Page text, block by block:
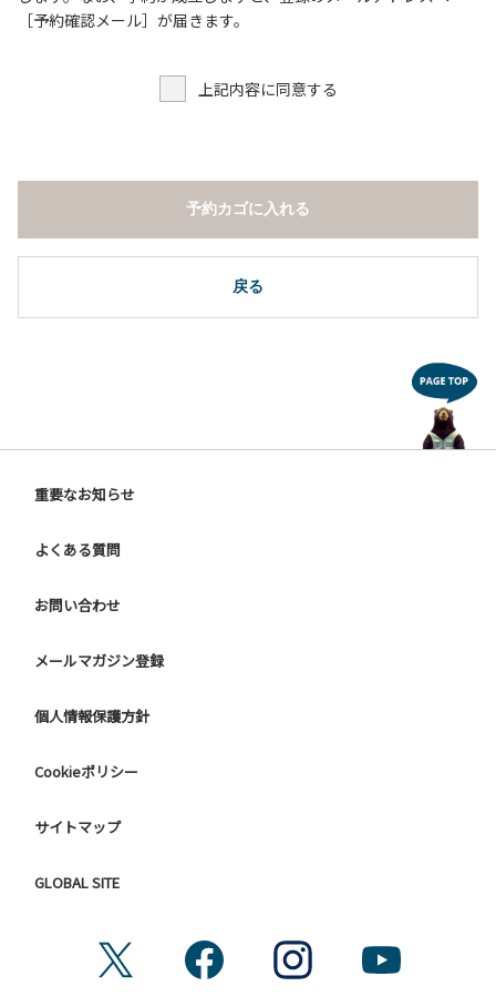
３.調度品などの持ち出しはしないでください。
６.周囲に迷惑となるような行為（夜間の大声での談笑等）や
床面から高さ60cm以上離してご利用ください。
８.炭火の利用後は炭の鎮火の確認をお願いいたします。
９.BBQ台（BBQコンロやグリル）の貸出はございません。
10.駐車場や芝生スペースを含め、コテージ周辺でのタープ・
テントの設営、テーブル・椅子の持ち出しは禁止です。
２.安全管理上、お子様の単独での行動はご遠慮ください。
４.ご訪問客とのサイト内での面会はご遠慮願います。
６.周囲に迷惑となるような行為（夜間の大声での談笑等）や
７.BBQ台（BBQコンロやグリル）は床面から高さ60cm以上
さい。
９ ユニットハウス内のシンクでは、コンロや網などの洗浄は
１．サイト内への車両の進入
３．地面へ直火での焚き火、BBQ、キャンプファイヤー。
４．硬いボールでの球技。（野球、キャッチボール・サッカ
５．大きな音で音楽や楽器などを鳴らす行為。（ 但し貸切イ
ベントは除く）
［予約確認メール］が届きます。
上記内容に同意する
戻る
予約カゴに入れる
重要なお知らせ
よくある質問
お問い合わせ
メールマガジン登録
個人情報保護方針
Cookieポリシー
サイトマップ
GLOBAL SITE